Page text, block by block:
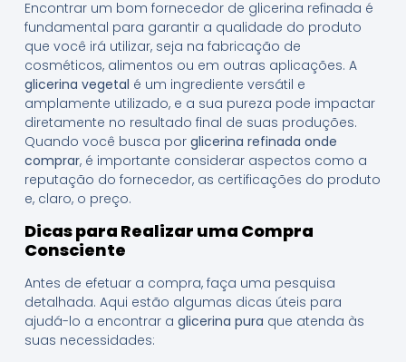
Encontrar um bom fornecedor de glicerina refinada é
fundamental para garantir a qualidade do produto
que você irá utilizar, seja na fabricação de
cosméticos, alimentos ou em outras aplicações. A
glicerina vegetal é um ingrediente versátil e
amplamente utilizado, e a sua pureza pode impactar
diretamente no resultado final de suas produções.
Quando você busca por glicerina refinada onde
comprar, é importante considerar aspectos como a
reputação do fornecedor, as certificações do produto
e, claro, o preço.
Dicas para Realizar uma Compra
Consciente
Antes de efetuar a compra, faça uma pesquisa
detalhada. Aqui estão algumas dicas úteis para
ajudá-lo a encontrar a glicerina pura que atenda às
suas necessidades: